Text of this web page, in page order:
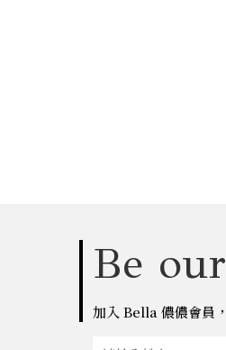
Be
加入 Bella 儂儂會員